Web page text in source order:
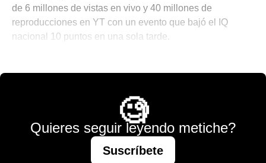
de 6 millones de vistas en vivo y 40 millones de
reproducciones en YT con un evento que bajó el IQ
nacional 10 puntos en una sola tarde.
🧐
Quieres seguir leyendo metiche?
Suscríbete